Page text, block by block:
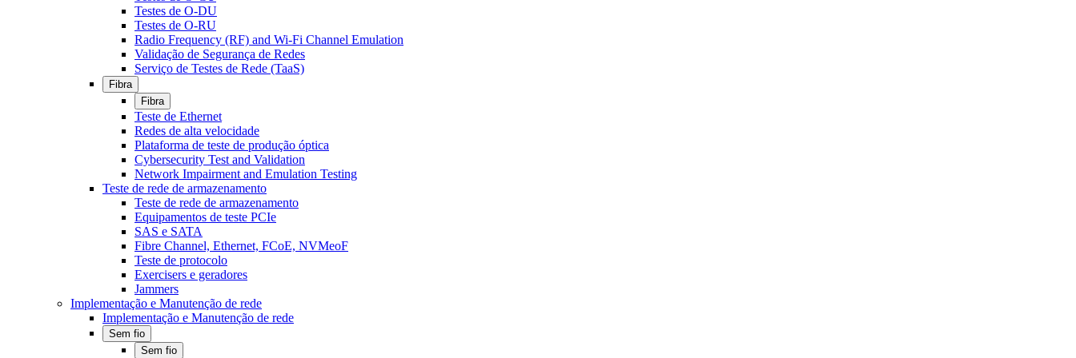
Testes de O-DU
Testes de O-RU
Radio Frequency (RF) and Wi-Fi Channel Emulation
Validação de Segurança de Redes
Serviço de Testes de Rede (TaaS)
Fibra
Fibra
Teste de Ethernet
Redes de alta velocidade
Plataforma de teste de produção óptica
Cybersecurity Test and Validation
Network Impairment and Emulation Testing
Teste de rede de armazenamento
Teste de rede de armazenamento
Equipamentos de teste PCIe
SAS e SATA
Fibre Channel, Ethernet, FCoE, NVMeoF
Teste de protocolo
Exercisers e geradores
Jammers
Implementação e Manutenção de rede
Implementação e Manutenção de rede
Sem fio
Sem fio